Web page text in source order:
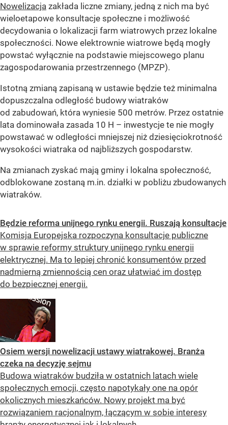
Nowelizacja zakłada liczne zmiany, jedną z nich ma być
wieloetapowe konsultacje społeczne i możliwość
decydowania o lokalizacji farm wiatrowych przez lokalne
społeczności. Nowe elektrownie wiatrowe będą mogły
powstać wyłącznie na podstawie miejscowego planu
zagospodarowania przestrzennego (MPZP).
Istotną zmianą zapisaną w ustawie będzie też minimalna
dopuszczalna odległość budowy wiatraków
od zabudowań, która wyniesie 500 metrów. Przez ostatnie
lata dominowała zasada 10 H – inwestycje te nie mogły
powstawać w odległości mniejszej niż dziesięciokrotność
wysokości wiatraka od najbliższych gospodarstw.
Na zmianach zyskać mają gminy i lokalna społeczność,
odblokowane zostaną m.in. działki w pobliżu zbudowanych
wiatraków.
Będzie reforma unijnego rynku energii. Ruszają konsultacje
Komisja Europejska rozpoczyna konsultacje publiczne
w sprawie reformy struktury unijnego rynku energii
elektrycznej. Ma to lepiej chronić konsumentów przed
nadmierną zmiennością cen oraz ułatwiać im dostęp
do bezpiecznej energii.
Osiem wersji nowelizacji ustawy wiatrakowej. Branża
czeka na decyzję sejmu
Budowa wiatraków budziła w ostatnich latach wiele
społecznych emocji, często napotykały one na opór
okolicznych mieszkańców. Nowy projekt ma być
rozwiązaniem racjonalnym, łączącym w sobie interesy